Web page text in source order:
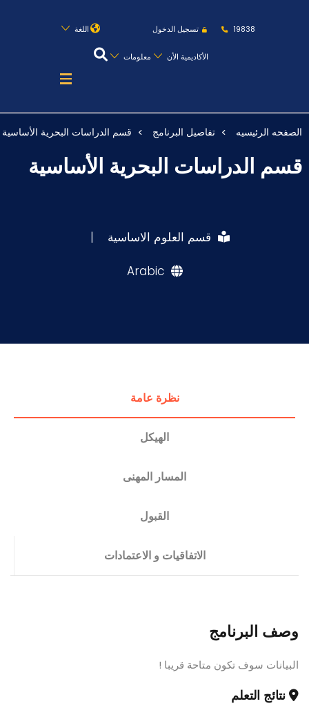
19838 تسجيل الدخول اللغة
الأكاديمية الأن معلومات
عن الأكاديمية
النقل البحري
الدراسات الأكاديمية
المجمعات
الصفحه الرئيسيه تفاصيل البرنامج قسم الدراسات البحرية الأساسية
قسم الدراسات البحرية الأساسية
قسم العلوم الاساسية
Arabic
نظرة عامة
الهيكل
المسار المهنى
القبول
الاتفاقيات و الاعتمادات
وصف البرنامج
البيانات سوف تكون متاحة قريبا !
نتائج التعلم